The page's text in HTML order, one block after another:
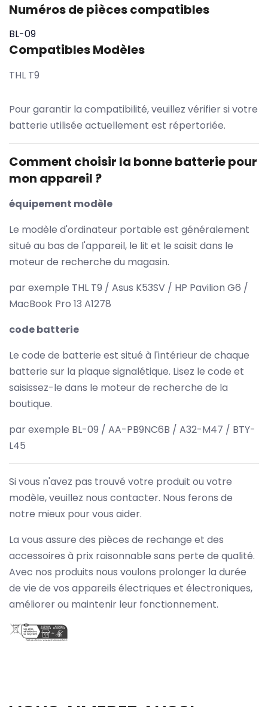
Numéros de pièces compatibles
BL-09
Compatibles Modèles
THL T9
Pour garantir la compatibilité, veuillez vérifier si votre
batterie utilisée actuellement est répertoriée.
Comment choisir la bonne batterie pour
mon appareil ?
équipement modèle
Le modèle d'ordinateur portable est généralement
situé au bas de l'appareil, le lit et le saisit dans le
moteur de recherche du magasin.
par exemple THL T9 / Asus K53SV / HP Pavilion G6 /
MacBook Pro 13 A1278
code batterie
Le code de batterie est situé à l'intérieur de chaque
batterie sur la plaque signalétique. Lisez le code et
saisissez-le dans le moteur de recherche de la
boutique.
par exemple BL-09 / AA-PB9NC6B / A32-M47 / BTY-
L45
Si vous n'avez pas trouvé votre produit ou votre
modèle, veuillez nous contacter. Nous ferons de
notre mieux pour vous aider.
La vous assure des pièces de rechange et des
accessoires à prix raisonnable sans perte de qualité.
Avec nos produits nous voulons prolonger la durée
de vie de vos appareils électriques et électroniques,
améliorer ou maintenir leur fonctionnement.